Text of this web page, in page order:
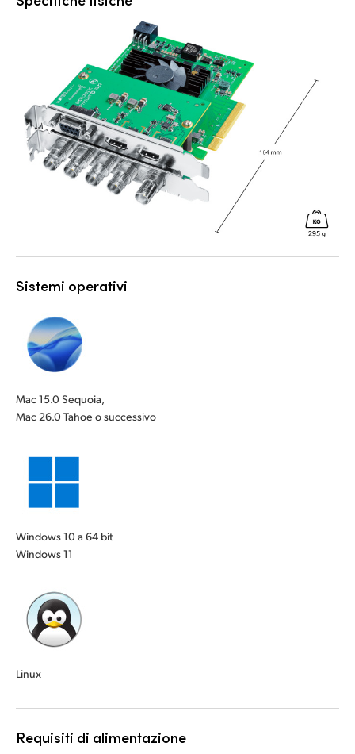
Sistemi operativi
Mac 15.0 Sequoia,
Mac 26.0 Tahoe o successivo
Windows 10 a 64 bit
Windows 11
Linux
Requisiti di alimentazione